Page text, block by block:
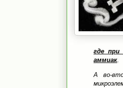
где при
аммиак
А во-